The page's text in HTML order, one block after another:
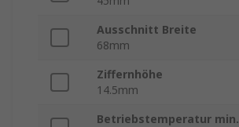
Ausschnitt Breite
68mm
Ziffernhöhe
14.5mm
Betriebstemperatur min.